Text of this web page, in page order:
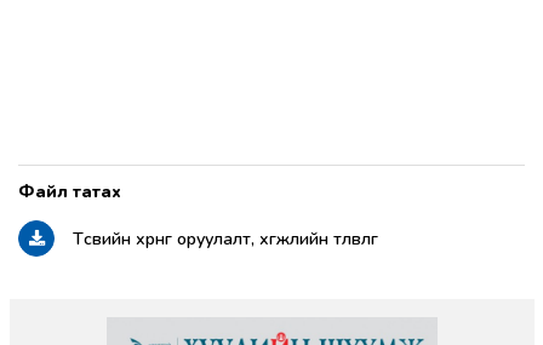
Төсвийн хөрөнгө оруулалт, хөгжлийн төлөвлөгөө